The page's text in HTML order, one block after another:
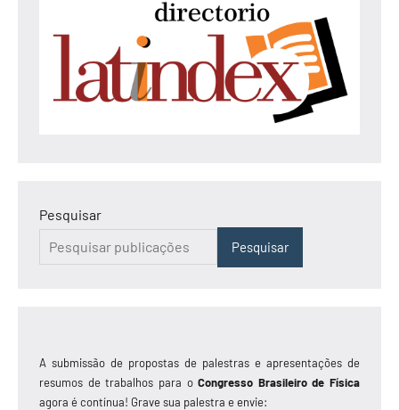
Pesquisar
Pesquisar
A submissão de propostas de palestras e apresentações de
resumos de trabalhos para oCongresso Brasileiro de Física
agora é contínua! Grave sua palestra e envie: